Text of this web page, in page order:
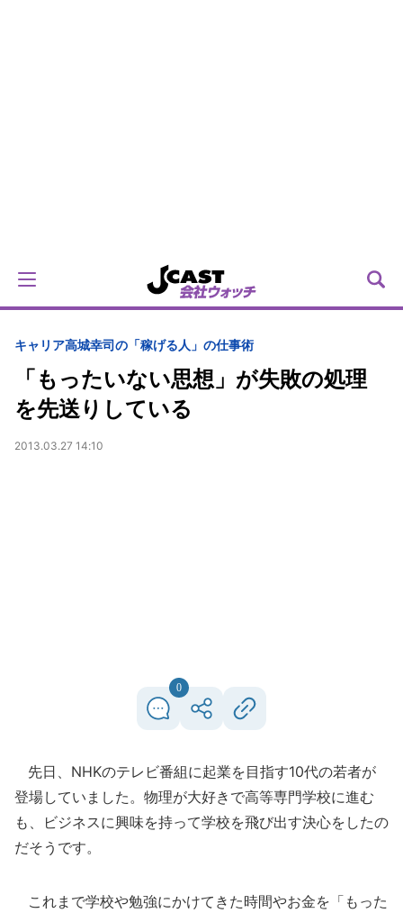
キャリア高城幸司の「稼げる人」の仕事術
「もったいない思想」が失敗の処理
を先送りしている
2013.03.27 14:10
0
先日、NHKのテレビ番組に起業を目指す10代の若者が
登場していました。物理が大好きで高等専門学校に進む
も、ビジネスに興味を持って学校を飛び出す決心をしたの
だそうです。
これまで学校や勉強にかけてきた時間やお金を「もった